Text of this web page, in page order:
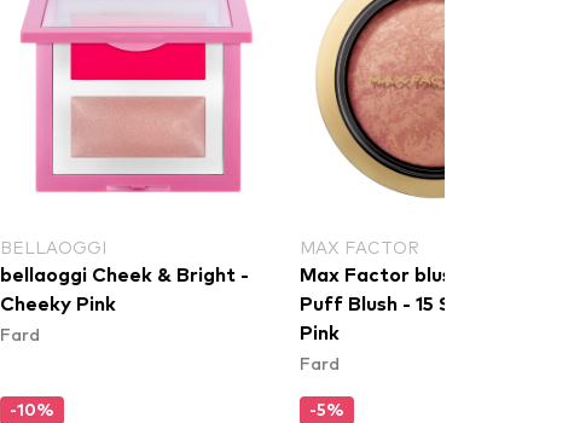
MAX FACTOR
Max Factor blush - Crème
Puff Blush - 15 Seductive
Pink
-5%
NYX PROFESSIONAL MAKEUP
NYX Professional Makeup
Buttermelt Blush - All The
Butta​
Fard
-5%